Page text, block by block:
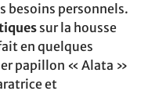
besoins personnels.
sur la housse
en quelques
papillon « Alata »
et